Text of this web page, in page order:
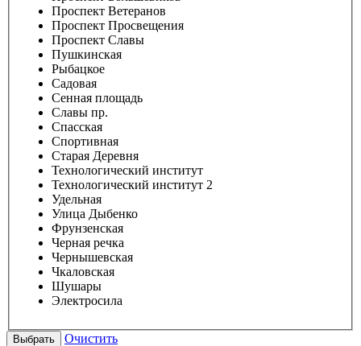
Проспект Ветеранов
Проспект Просвещения
Проспект Славы
Пушкинская
Рыбацкое
Садовая
Сенная площадь
Славы пр.
Спасская
Спортивная
Старая Деревня
Технологический институт
Технологический институт 2
Удельная
Улица Дыбенко
Фрунзенская
Черная речка
Чернышевская
Чкаловская
Шушары
Электросила
Очистить